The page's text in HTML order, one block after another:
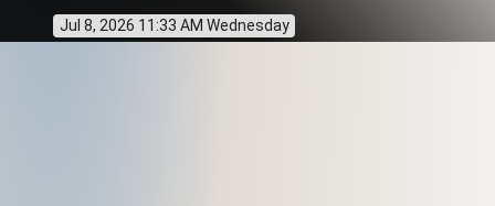
Jul 8, 2026 11:33 AM Wednesday